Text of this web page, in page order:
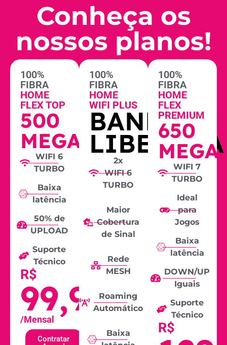
Conheça os
nossos planos!
100%
FIBRA
HOME
FLEX TOP
500
MEGA
WIFI 6
TURBO
Baixa
latência
50% de
UPLOAD
Suporte
Técnico
R$
99,90
/Mensal
Contratar
100%
FIBRA
HOME
WIFI PLUS
BANDA
LIBERADA
2x
WIFI 6
TURBO
Maior
Cobertura
de Sinal
Rede
MESH
Roaming
Automático
Baixa
100%
FIBRA
HOME
FLEX
PREMIUM
650
MEGA
WIFI 7
TURBO
Ideal
para
Jogos
Baixa
latência
DOWN/UP
Iguais
Suporte
Técnico
R$